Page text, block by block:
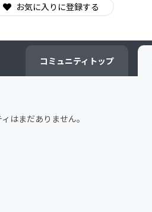
CAMPFIRE for Social Good
お気に入りに登録する
コミュニティ トップ
はまだありません。